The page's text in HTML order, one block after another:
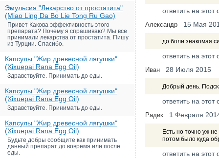
Эмульсия "Лекарство от простатита"
(Miao Ling Da Bo Lie Tong Ru Gao)
Привет Какова эффективность этого
препарата? Почему я спрашиваю? Мы все
принимали лекарства от простатита. Пишу
из Турции. Спасибо.
Капсулы "Жир древесной лягушки"
(Xixuepai Rana Egg Oil)
Здравствуйте. Принимать до еды.
Капсулы "Жир древесной лягушки"
(Xixuepai Rana Egg Oil)
Здравствуйте. Принимать до еды.
Капсулы "Жир древесной лягушки"
(Xixuepai Rana Egg Oil)
Будьте добры сообщите как принимать
данный препарат до вовремя или после
еды.
ответить на этот
Александр 15 Мая
до боли знакомая
ответить на этот
Иван 28 Июля 2015
Добрый день.
ответить на этот
Радик 1 Февраля
Есть но точно уж
потом было куда
ответить на этот